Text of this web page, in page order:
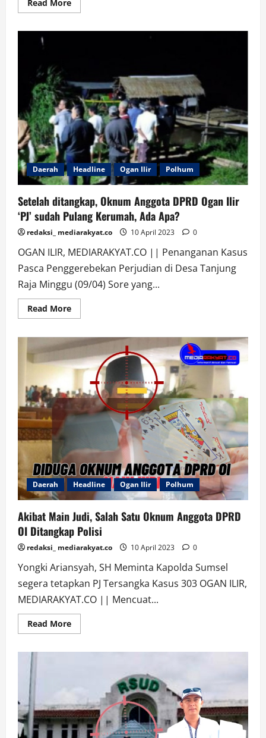
Read More
more
Memahami
LKPJ
Gubernur
Sumatera
Selatan
TA.
2022
Daerah Headline Ogan Ilir Polhum
Setelah ditangkap, Oknum Anggota DPRD Ogan Ilir
‘PJ’ sudah Pulang Kerumah, Ada Apa?
redaksi_ mediarakyat.co 10 April 2023 0
OGAN ILIR, MEDIARAKYAT.CO || Penanganan Kasus
Pasca Penggerebekan Perjudian di Desa Tanjung
Raja Minggu (09/04) Sore yang...
Read MoreRead
more
ditangkap,
Oknum
Anggota
DPRD
Ogan
‘PJ’
sudah
Pulang
Kerumah,
Daerah Headline Ogan Ilir Polhum
Akibat Main Judi, Salah Satu Oknum Anggota DPRD
OI Ditangkap Polisi
redaksi_ mediarakyat.co 10 April 2023 0
Yongki Ariansyah, SH Meminta Kapolda Sumsel
segera tetapkan PJ Tersangka Kasus 303 OGAN ILIR,
MEDIARAKYAT.CO || Mencuat...
Read MoreRead
more
Anggota
DPRD
OI
Ditangkap
Polisi